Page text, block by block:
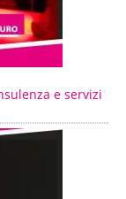
e servizi